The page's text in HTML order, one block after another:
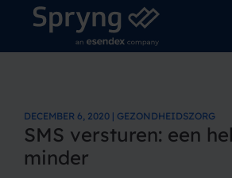
DECEMBER 6, 2020 | GEZONDHEIDSZORG
SMS versturen: een
minder